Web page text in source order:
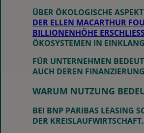
ÜBER ÖKOLOGISCHE
DER ELLEN MACARTHUR
BILLIONENHÖHE
ÖKOSYSTEMEN IN
FÜR UNTERNEHMEN
AUCH DEREN
WARUM NUTZUNG
BEI BNP PARIBAS LEASING
DER KREISLAUFWIRTSCHAFT.